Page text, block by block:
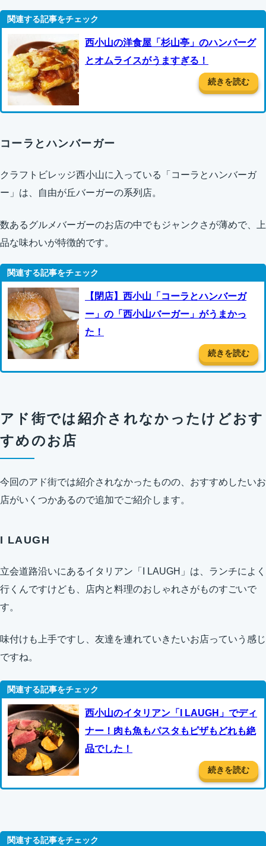
西小山の洋食屋「杉山亭」のハンバーグ
とオムライスがうますぎる！
続きを読む
コーラとハンバーガー
クラフトビレッジ西小山に入っている「コーラとハンバーガ
ー」は、自由が丘バーガーの系列店。
数あるグルメバーガーのお店の中でもジャンクさが薄めで、上
品な味わいが特徴的です。
【閉店】西小山「コーラとハンバーガ
ー」の「西小山バーガー」がうまかっ
た！
続きを読む
アド街では紹介されなかったけどおす
すめのお店
今回のアド街では紹介されなかったものの、おすすめしたいお
店がいくつかあるので追加でご紹介します。
I LAUGH
立会道路沿いにあるイタリアン「I LAUGH」は、ランチによく
行くんですけども、店内と料理のおしゃれさがものすごいで
す。
味付けも上手ですし、友達を連れていきたいお店っていう感じ
ですね。
西小山のイタリアン「I LAUGH」でディ
ナー！肉も魚もパスタもピザもどれも絶
品でした！
続きを読む